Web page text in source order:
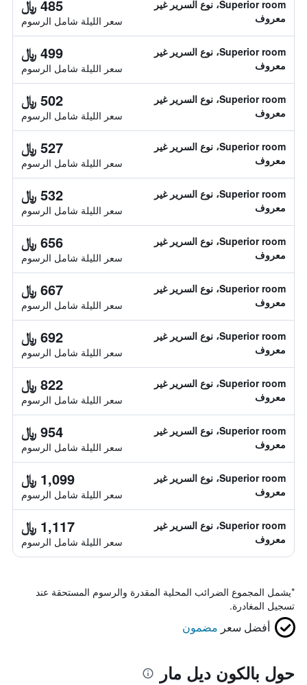
Superior room، نوع السرير غير
معروف
485 ﷼
سعر الليلة شامل الرسوم
Superior room، نوع السرير غير
معروف
499 ﷼
سعر الليلة شامل الرسوم
Superior room، نوع السرير غير
معروف
502 ﷼
سعر الليلة شامل الرسوم
Superior room، نوع السرير غير
معروف
527 ﷼
سعر الليلة شامل الرسوم
Superior room، نوع السرير غير
معروف
532 ﷼
سعر الليلة شامل الرسوم
Superior room، نوع السرير غير
معروف
656 ﷼
سعر الليلة شامل الرسوم
Superior room، نوع السرير غير
معروف
667 ﷼
سعر الليلة شامل الرسوم
Superior room، نوع السرير غير
معروف
692 ﷼
سعر الليلة شامل الرسوم
Superior room، نوع السرير غير
معروف
822 ﷼
سعر الليلة شامل الرسوم
Superior room، نوع السرير غير
معروف
954 ﷼
سعر الليلة شامل الرسوم
Superior room، نوع السرير غير
معروف
1,099 ﷼
سعر الليلة شامل الرسوم
Superior room، نوع السرير غير
معروف
1,117 ﷼
سعر الليلة شامل الرسوم
*يشمل المجموع الضرائب المحلية المقدرة والرسوم المستحقة عند
تسجيل المغادرة.
أفضل سعر مضمون
حول بالكون ديل مار